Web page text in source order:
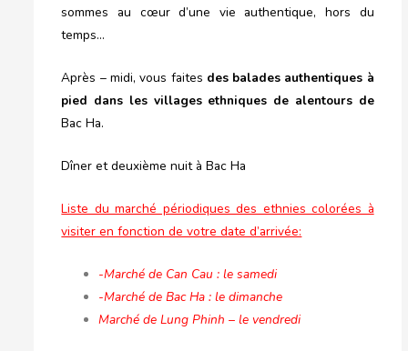
sommes au cœur d’une vie authentique, hors du
temps…
Après – midi, vous faites des balades authentiques à
pied dans les villages ethniques de alentours de
Bac Ha.
Dîner et deuxième nuit à Bac Ha
Liste du marché périodiques des ethnies colorées à
visiter en fonction de votre date d’arrivée:
-Marché de Can Cau : le samedi
-Marché de Bac Ha : le dimanche
Marché de Lung Phinh – le vendredi